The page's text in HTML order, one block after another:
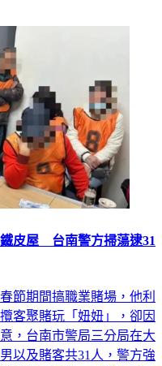
皮屋 台南警方掃蕩逮31
節期間搞職業賭場，他利
客聚賭玩「妞妞」，卻因
，台南市警局三分局在大
以及賭客共31人，警方強